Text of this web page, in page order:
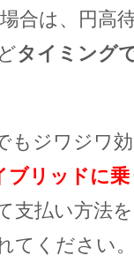
合は、円高
タイミング
もジワジワ
ブリッドに
支払い方法
てください